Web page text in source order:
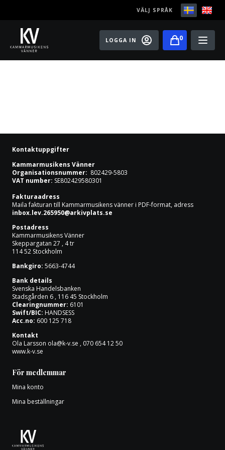
VÄLJ SPRÅK
Play
Konserter
Master classes
Rising Stars
Artister
Om oss
LOGGA IN 0
Kontaktuppgifter
Kammarmusikens Vänner
Organisationsnummer: 802429-5803
VAT number: SE802429580301
Fakturaadress
Maila fakturan till Kammarmusikens vänner i PDF-format, adress
inbox.lev.265950@arkivplats.se
Postadress
Kammarmusikens Vänner
Skeppargatan 27 , 4 tr
114 52 Stockholm
Bankgiro: 5663-4744
Bank details
Svenska Handelsbanken
Stadsgården 6 , 116 45 Stockholm
Clearingnummer: 6101
Swift/BIC: HANDSESS
Acc.no: 600 125 718
Kontakt
Ola Larsson ola@k-v.se , 070 654 12 50
www.k-v.se
För medlemmar
Mina konto
Mina beställningar